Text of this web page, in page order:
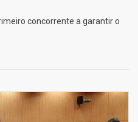
concorrente a garantir o